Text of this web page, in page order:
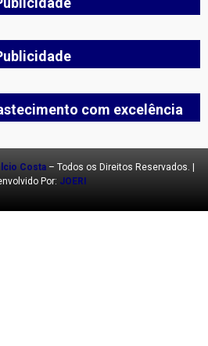
com excelência
Costa – Todos os Direitos Reservados. |
Por: JOERI